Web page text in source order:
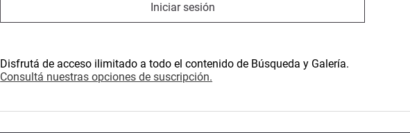
Iniciar sesión
Disfrutá de acceso ilimitado a todo el contenido de Búsqueda y Galería.
Consultá nuestras opciones de suscripción.